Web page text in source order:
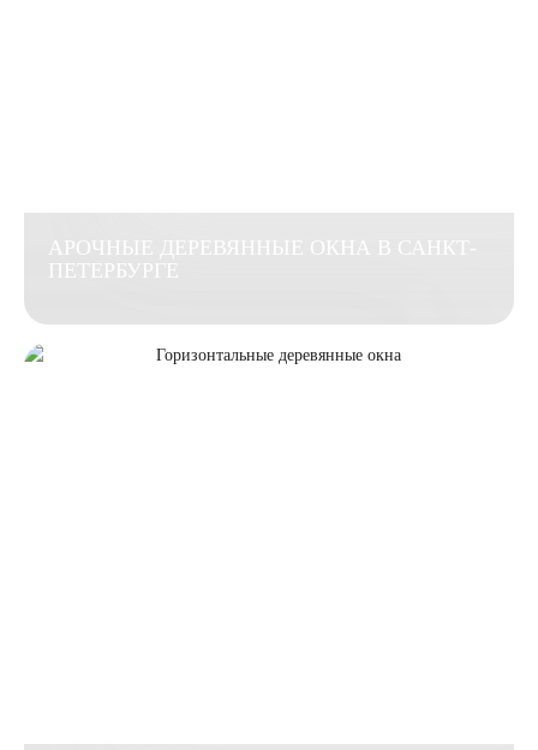
АРОЧНЫЕ ДЕРЕВЯННЫЕ ОКНА В САНКТ-
ПЕТЕРБУРГЕ